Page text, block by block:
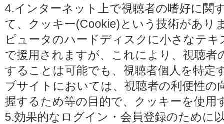
4.インターネット上で視聴者の嗜好に関
て、クッキー(Cookie)という技術があり
ピュータのハードディスクに小さなテ
で援用されますが、これにより、視聴
することは可能でも、視聴者個人を特定
ブサイトにおいては、視聴者の利便性の
握するため等の目的で、クッキーを使用
5.効果的なログイン・会員登録のために